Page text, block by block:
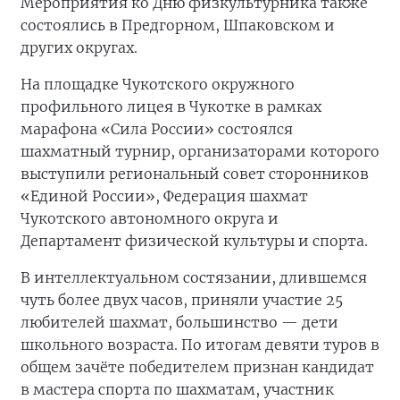
состоялись в Предгорном, Шпаковском и
других округах.
На площадке Чукотского окружного
профильного лицея в Чукотке в рамках
марафона «Сила России» состоялся
шахматный турнир, организаторами которого
выступили региональный совет сторонников
«Единой России», Федерация шахмат
Чукотского автономного округа и
Департамент физической культуры и спорта.
В интеллектуальном состязании, длившемся
чуть более двух часов, приняли участие 25
любителей шахмат, большинство — дети
школьного возраста. По итогам девяти туров в
общем зачёте победителем признан кандидат
в мастера спорта по шахматам, участник